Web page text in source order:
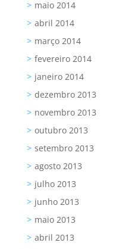
maio 2014
abril 2014
março 2014
fevereiro 2014
janeiro 2014
dezembro 2013
novembro 2013
outubro 2013
setembro 2013
agosto 2013
julho 2013
junho 2013
maio 2013
abril 2013